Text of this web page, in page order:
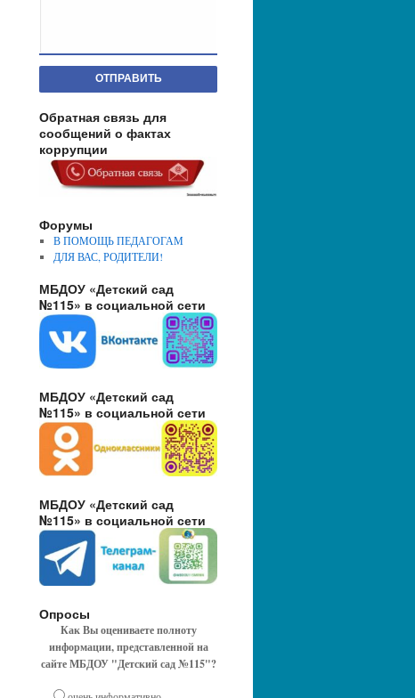
ОТПРАВИТЬ
Обратная связь для
сообщений о фактах
коррупции
Форумы
В ПОМОЩЬ ПЕДАГОГАМ
ДЛЯ ВАС, РОДИТЕЛИ!
МБДОУ «Детский сад
№115» в социальной сети
МБДОУ «Детский сад
№115» в социальной сети
МБДОУ «Детский сад
№115» в социальной сети
Опросы
Как Вы оцениваете полноту
информации, представленной на
сайте МБДОУ "Детский сад №115"?